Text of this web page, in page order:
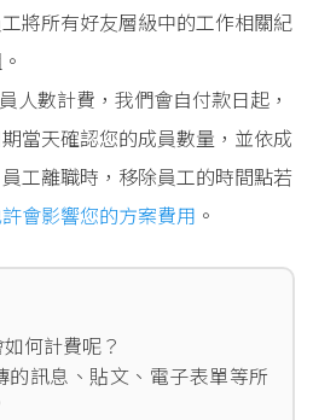
將所有好友層級中的工作相關紀
人數計費，我們會自付款日起，
當天確認您的成員數量，並依成
工離職時，移除員工的時間點若
會影響您的方案費用 。
何計費呢？
的訊息、貼文、電子表單等所